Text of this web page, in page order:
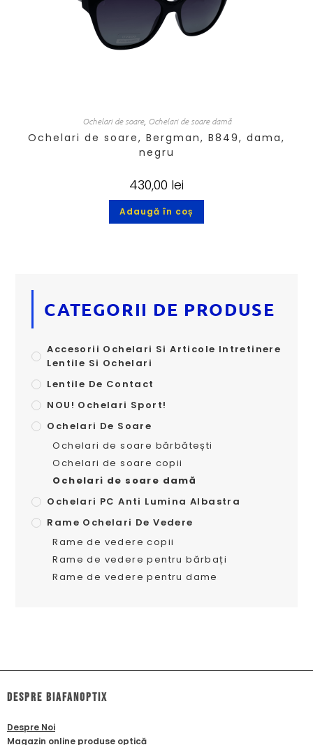
Ochelari de soare, Ochelari de soare damă
Ochelari de soare, Bergman, B849, dama,
negru
430,00 lei
Adaugă în coș
CATEGORII DE PRODUSE
Accesorii Ochelari Si Articole Intretinere
Lentile Si Ochelari
Lentile De Contact
NOU! Ochelari Sport!
Ochelari De Soare
Ochelari de soare bărbătești
Ochelari de soare copii
Ochelari de soare damă
Ochelari PC Anti Lumina Albastra
Rame Ochelari De Vedere
Rame de vedere copii
Rame de vedere pentru bărbați
Rame de vedere pentru dame
dESPRE biafanoptix
Despre Noi
Magazin online produse optică